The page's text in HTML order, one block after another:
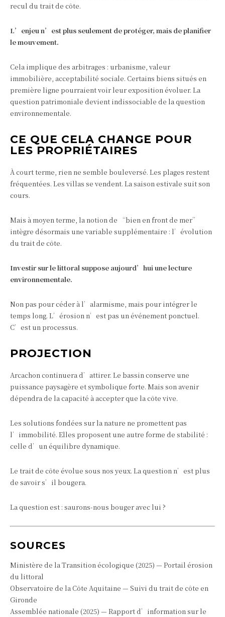
recul du trait de côte.
L’enjeu n’est plus seulement de protéger, mais de planifier
le mouvement.
Cela implique des arbitrages : urbanisme, valeur
immobilière, acceptabilité sociale. Certains biens situés en
première ligne pourraient voir leur exposition évoluer. La
question patrimoniale devient indissociable de la question
environnementale.
CE QUE CELA CHANGE POUR
LES PROPRIÉTAIRES
À court terme, rien ne semble bouleversé. Les plages restent
fréquentées. Les villas se vendent. La saison estivale suit son
cours.
Mais à moyen terme, la notion de “bien en front de mer”
intègre désormais une variable supplémentaire : l’évolution
du trait de côte.
Investir sur le littoral suppose aujourd’hui une lecture
environnementale.
Non pas pour céder à l’alarmisme, mais pour intégrer le
temps long. L’érosion n’est pas un événement ponctuel.
C’est un processus.
PROJECTION
Arcachon continuera d’attirer. Le bassin conserve une
puissance paysagère et symbolique forte. Mais son avenir
dépendra de la capacité à accepter que la côte vive.
Les solutions fondées sur la nature ne promettent pas
l’immobilité. Elles proposent une autre forme de stabilité :
celle d’un équilibre dynamique.
Le trait de côte évolue sous nos yeux. La question n’est plus
de savoir s’il bougera.
La question est : saurons-nous bouger avec lui ?
SOURCES
Ministère de la Transition écologique (2025) — Portail érosion
du littoral
Observatoire de la Côte Aquitaine — Suivi du trait de côte en
Gironde
Assemblée nationale (2025) — Rapport d’information sur le